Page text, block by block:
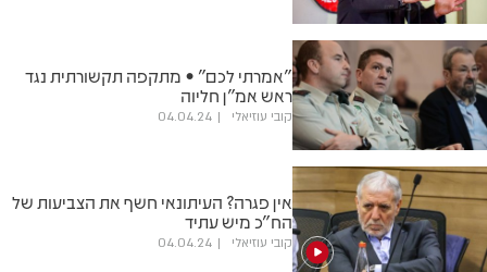
"אמרתי לכם" • מתקפה תקשורתית נגד
ראש אמ"ן חליוה
קובי עוזיאלי 04.04.24
אין פגרה? העיתונאי חשף את הצביעות של
הח"כ מיש עתיד
קובי עוזיאלי 04.04.24